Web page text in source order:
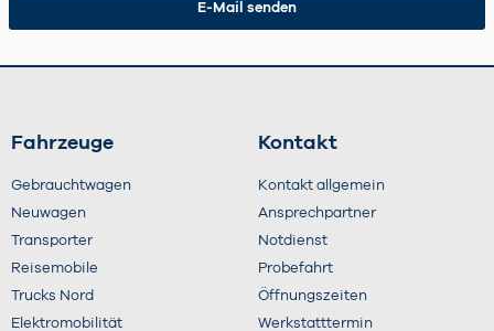
Fahrzeuge
Gebrauchtwagen
Neuwagen
Transporter
Reisemobile
Trucks Nord
Elektromobilität
Kontakt
Kontakt allgemein
Ansprechpartner
Notdienst
Probefahrt
Öffnungszeiten
Werkstatttermin